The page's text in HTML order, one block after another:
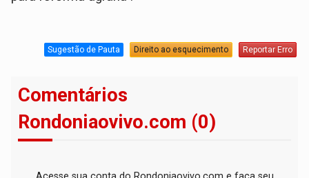
Sugestão de Pauta Direito ao esquecimento Reportar Erro
Comentários
Rondoniaovivo.com (0)